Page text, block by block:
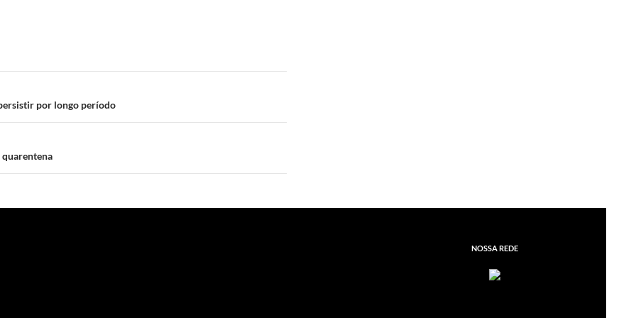
por longo período
quarentena
NOSSA REDE